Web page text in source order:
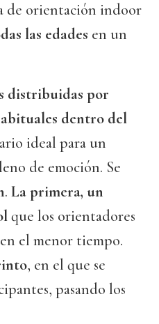
de orientación indoor
las edades en un
distribuidas por
dentro del
ideal para un
de emoción. Se
. La primera, un
que los orientadores
el menor tiempo.
, en el que se
pasando los